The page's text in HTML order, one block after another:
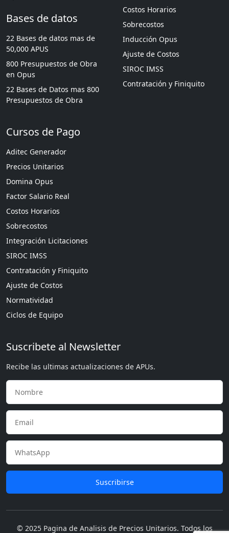
Bases de datos
22 Bases de datos mas de
50,000 APUS
800 Presupuestos de Obra
en Opus
22 Bases de Datos mas 800
Presupuestos de Obra
Costos Horarios
Sobrecostos
Inducción Opus
Ajuste de Costos
SIROC IMSS
Contratación y Finiquito
Cursos de Pago
Aditec Generador
Precios Unitarios
Domina Opus
Factor Salario Real
Costos Horarios
Sobrecostos
Integración Licitaciones
SIROC IMSS
Contratación y Finiquito
Ajuste de Costos
Normatividad
Ciclos de Equipo
Suscribete al Newsletter
Recibe las ultimas actualizaciones de APUs.
Suscribirse
© 2025 Pagina de Analisis de Precios Unitarios. Todos los